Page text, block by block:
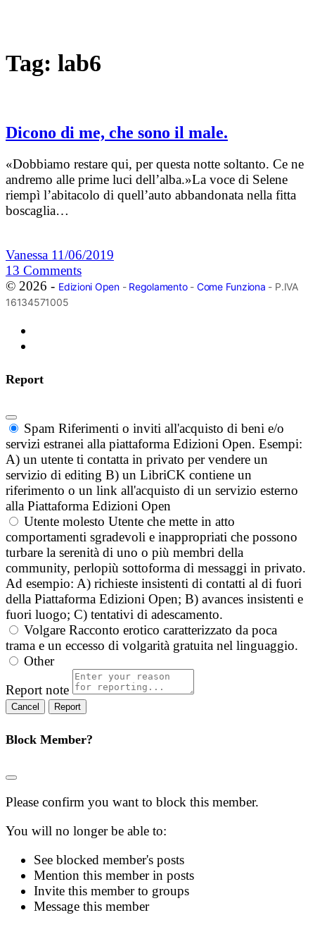
Tag: lab6
Dicono di me, che sono il male.
«Dobbiamo restare qui, per questa notte soltanto. Ce ne
andremo alle prime luci dell’alba.»La voce di Selene
riempì l’abitacolo di quell’auto abbandonata nella fitta
boscaglia…
Vanessa 11/06/2019
13 Comments
© 2026 - Edizioni Open- Regolamento- Come Funziona - P.IVA
16134571005
Report
Spam Riferimenti o inviti all'acquisto di beni e/o
servizi estranei alla piattaforma Edizioni Open. Esempi:
A) un utente ti contatta in privato per vendere un
servizio di editing B) un LibriCK contiene un
riferimento o un link all'acquisto di un servizio esterno
alla Piattaforma Edizioni Open
Utente molesto Utente che mette in atto
comportamenti sgradevoli e inappropriati che possono
turbare la serenità di uno o più membri della
community, perlopiù sottoforma di messaggi in privato.
Ad esempio: A) richieste insistenti di contatti al di fuori
della Piattaforma Edizioni Open; B) avances insistenti e
fuori luogo; C) tentativi di adescamento.
Volgare Racconto erotico caratterizzato da poca
trama e un eccesso di volgarità gratuita nel linguaggio.
Other
Report note
Report
Block Member?
Please confirm you want to block this member.
You will no longer be able to:
See blocked member's posts
Mention this member in posts
Invite this member to groups
Message this member